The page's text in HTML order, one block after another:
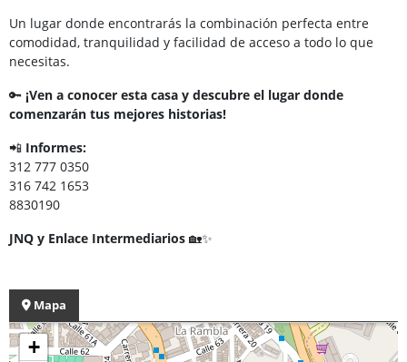
Un lugar donde encontrarás la combinación perfecta entre
comodidad, tranquilidad y facilidad de acceso a todo lo que
necesitas.
🔑 ¡Ven a conocer esta casa y descubre el lugar donde
comenzarán tus mejores historias!
📲 Informes:
312 777 0350
316 742 1653
8830190
JNQ y Enlace Intermediarios 🏡✨
Mapa
+